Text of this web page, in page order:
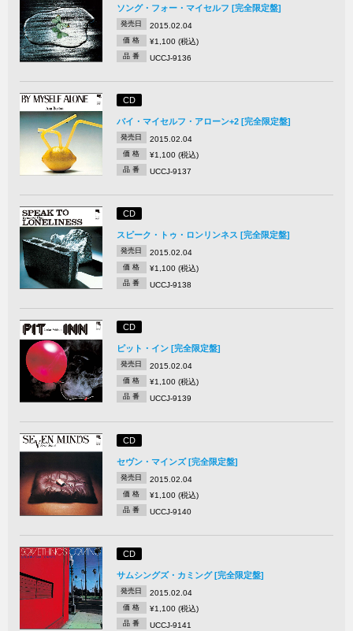
ソング・フォー・マイセルフ [完全限定盤]
発売日 2015.02.04
価 格 ¥1,100 (税込)
品 番 UCCJ-9136
CD
バイ・マイセルフ・アローン+2 [完全限定盤]
発売日 2015.02.04
価 格 ¥1,100 (税込)
品 番 UCCJ-9137
CD
スピーク・トゥ・ロンリンネス [完全限定盤]
発売日 2015.02.04
価 格 ¥1,100 (税込)
品 番 UCCJ-9138
CD
ピット・イン [完全限定盤]
発売日 2015.02.04
価 格 ¥1,100 (税込)
品 番 UCCJ-9139
CD
セヴン・マインズ [完全限定盤]
発売日 2015.02.04
価 格 ¥1,100 (税込)
品 番 UCCJ-9140
CD
サムシングズ・カミング [完全限定盤]
発売日 2015.02.04
価 格 ¥1,100 (税込)
品 番 UCCJ-9141